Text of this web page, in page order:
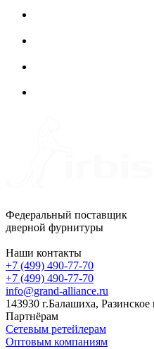
Федеральный поставщик
дверной фурнитуры
Наши контакты
+7 (499) 490-77-70
+7 (499) 490-77-70
info@grand-alliance.ru
143930 г.Балашиха, Разинское
Партнёрам
Сетевым ретейлерам
Оптовым компаниям